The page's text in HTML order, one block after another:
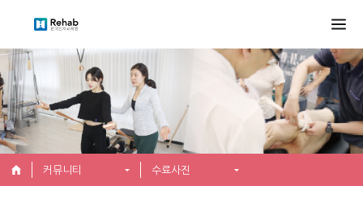
커뮤니티 수료사진